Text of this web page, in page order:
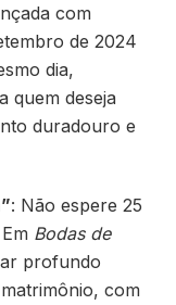
com
de 2024
dia,
quem deseja
duradouro e
: Não espere 25
Bodas de
profundo
com